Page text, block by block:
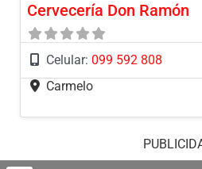
Cervecería Don Ramón
Celular: 099 592 808
Carmelo